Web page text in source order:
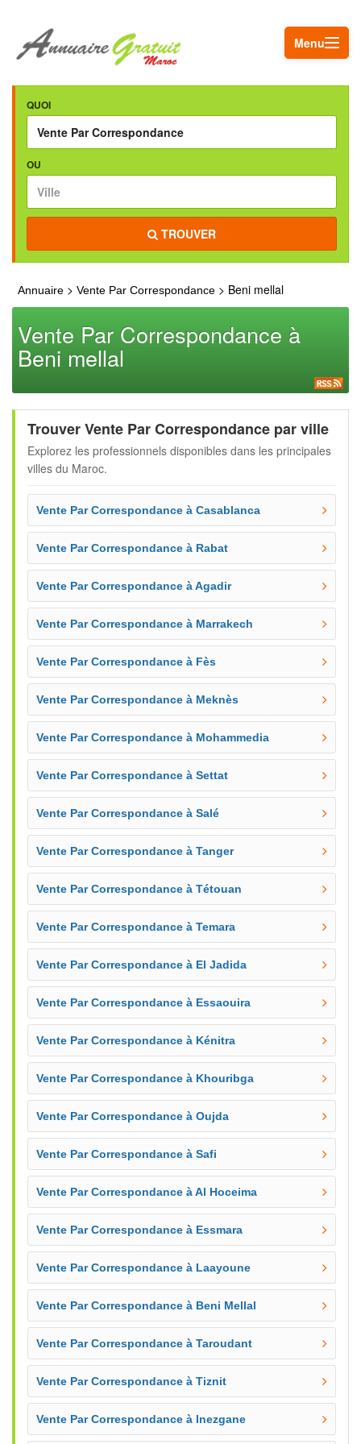
Menu
QUOI
OU
TROUVER
Annuaire > Vente Par Correspondance > Beni mellal
Vente Par Correspondance à
Beni mellal
Trouver Vente Par Correspondance par ville
Explorez les professionnels disponibles dans les principales
villes du Maroc.
Vente Par Correspondance à Casablanca
Vente Par Correspondance à Rabat
Vente Par Correspondance à Agadir
Vente Par Correspondance à Marrakech
Vente Par Correspondance à Fès
Vente Par Correspondance à Meknès
Vente Par Correspondance à Mohammedia
Vente Par Correspondance à Settat
Vente Par Correspondance à Salé
Vente Par Correspondance à Tanger
Vente Par Correspondance à Tétouan
Vente Par Correspondance à Temara
Vente Par Correspondance à El Jadida
Vente Par Correspondance à Essaouira
Vente Par Correspondance à Kénitra
Vente Par Correspondance à Khouribga
Vente Par Correspondance à Oujda
Vente Par Correspondance à Safi
Vente Par Correspondance à Al Hoceima
Vente Par Correspondance à Essmara
Vente Par Correspondance à Laayoune
Vente Par Correspondance à Beni Mellal
Vente Par Correspondance à Taroudant
Vente Par Correspondance à Tiznit
Vente Par Correspondance à Inezgane